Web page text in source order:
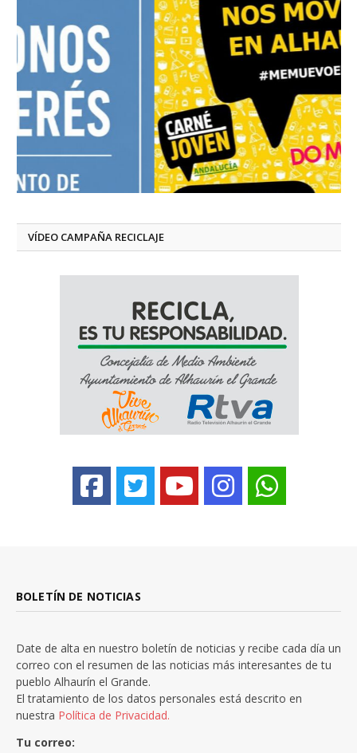
VÍDEO CAMPAÑA RECICLAJE
BOLETÍN DE NOTICIAS
Date de alta en nuestro boletín de noticias y recibe cada día un
correo con el resumen de las noticias más interesantes de tu
pueblo Alhaurín el Grande.
El tratamiento de los datos personales está descrito en
nuestra Política de Privacidad.
Tu correo: